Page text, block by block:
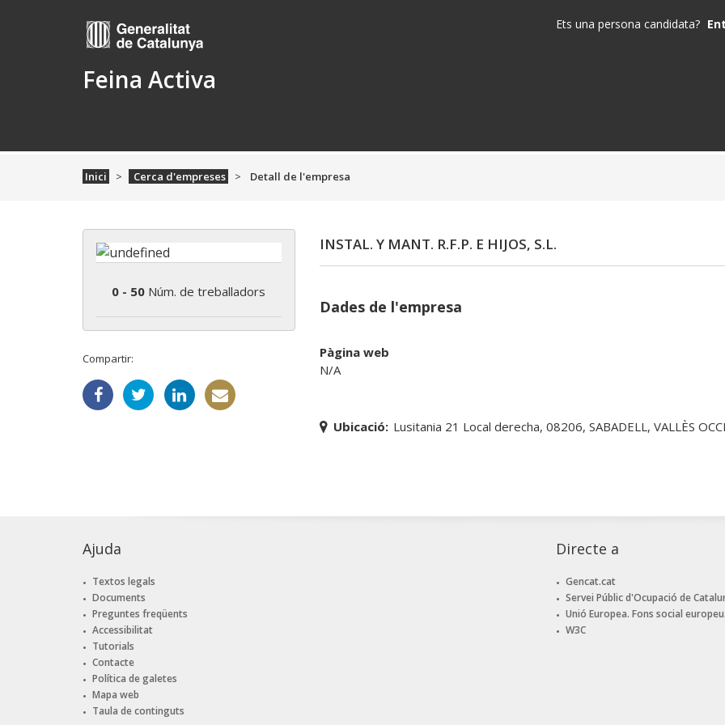
Feina Activa
Ets una persona candidata?
Inici Cerca d'empreses Detall de l'empresa
0 - 50 Núm. de treballadors
Compartir:
INSTAL. Y MANT. R.F.P. E HIJOS, S.L.
Dades de l'empresa
Pàgina web
N/A
Ubicació: Lusitania 21 Local derecha, 08206, SABADELL, VALLÈS
Ajuda
Textos legals
Documents
Preguntes freqüents
Accessibilitat
Tutorials
Contacte
Política de galetes
Mapa web
Taula de continguts
Directe a
Gencat.cat
Servei Públic d'Ocupació de
Unió Europea. Fons social europeu.
W3C